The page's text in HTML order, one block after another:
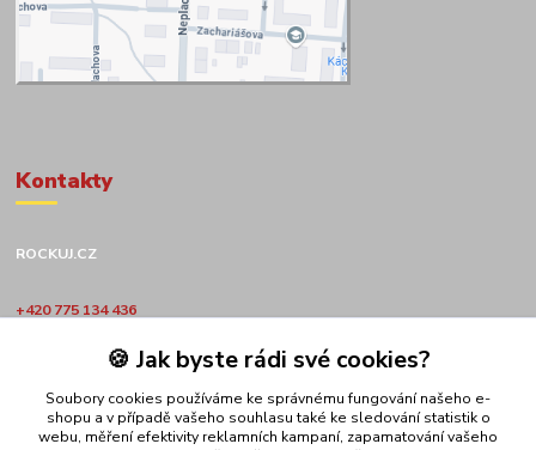
Kontakty
ROCKUJ.CZ
+420 775 134 436
obchod@rockuj.cz🍪 Jak byste rádi své cookies?
Soubory cookies používáme ke správnému fungování našeho e-
shopu a v případě vašeho souhlasu také ke sledování statistik o
webu, měření efektivity reklamních kampaní, zapamatování vašeho